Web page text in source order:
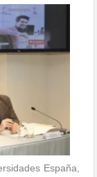
España,